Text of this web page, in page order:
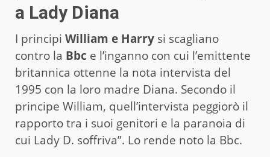
a Lady Diana
I principi William e Harry si scagliano
contro la Bbc e l’inganno con cui l’emittente
britannica ottenne la nota intervista del
1995 con la loro madre Diana. Secondo il
principe William, quell’intervista peggiorò il
rapporto tra i suoi genitori e la paranoia di
cui Lady D. soffriva”. Lo rende noto la Bbc.